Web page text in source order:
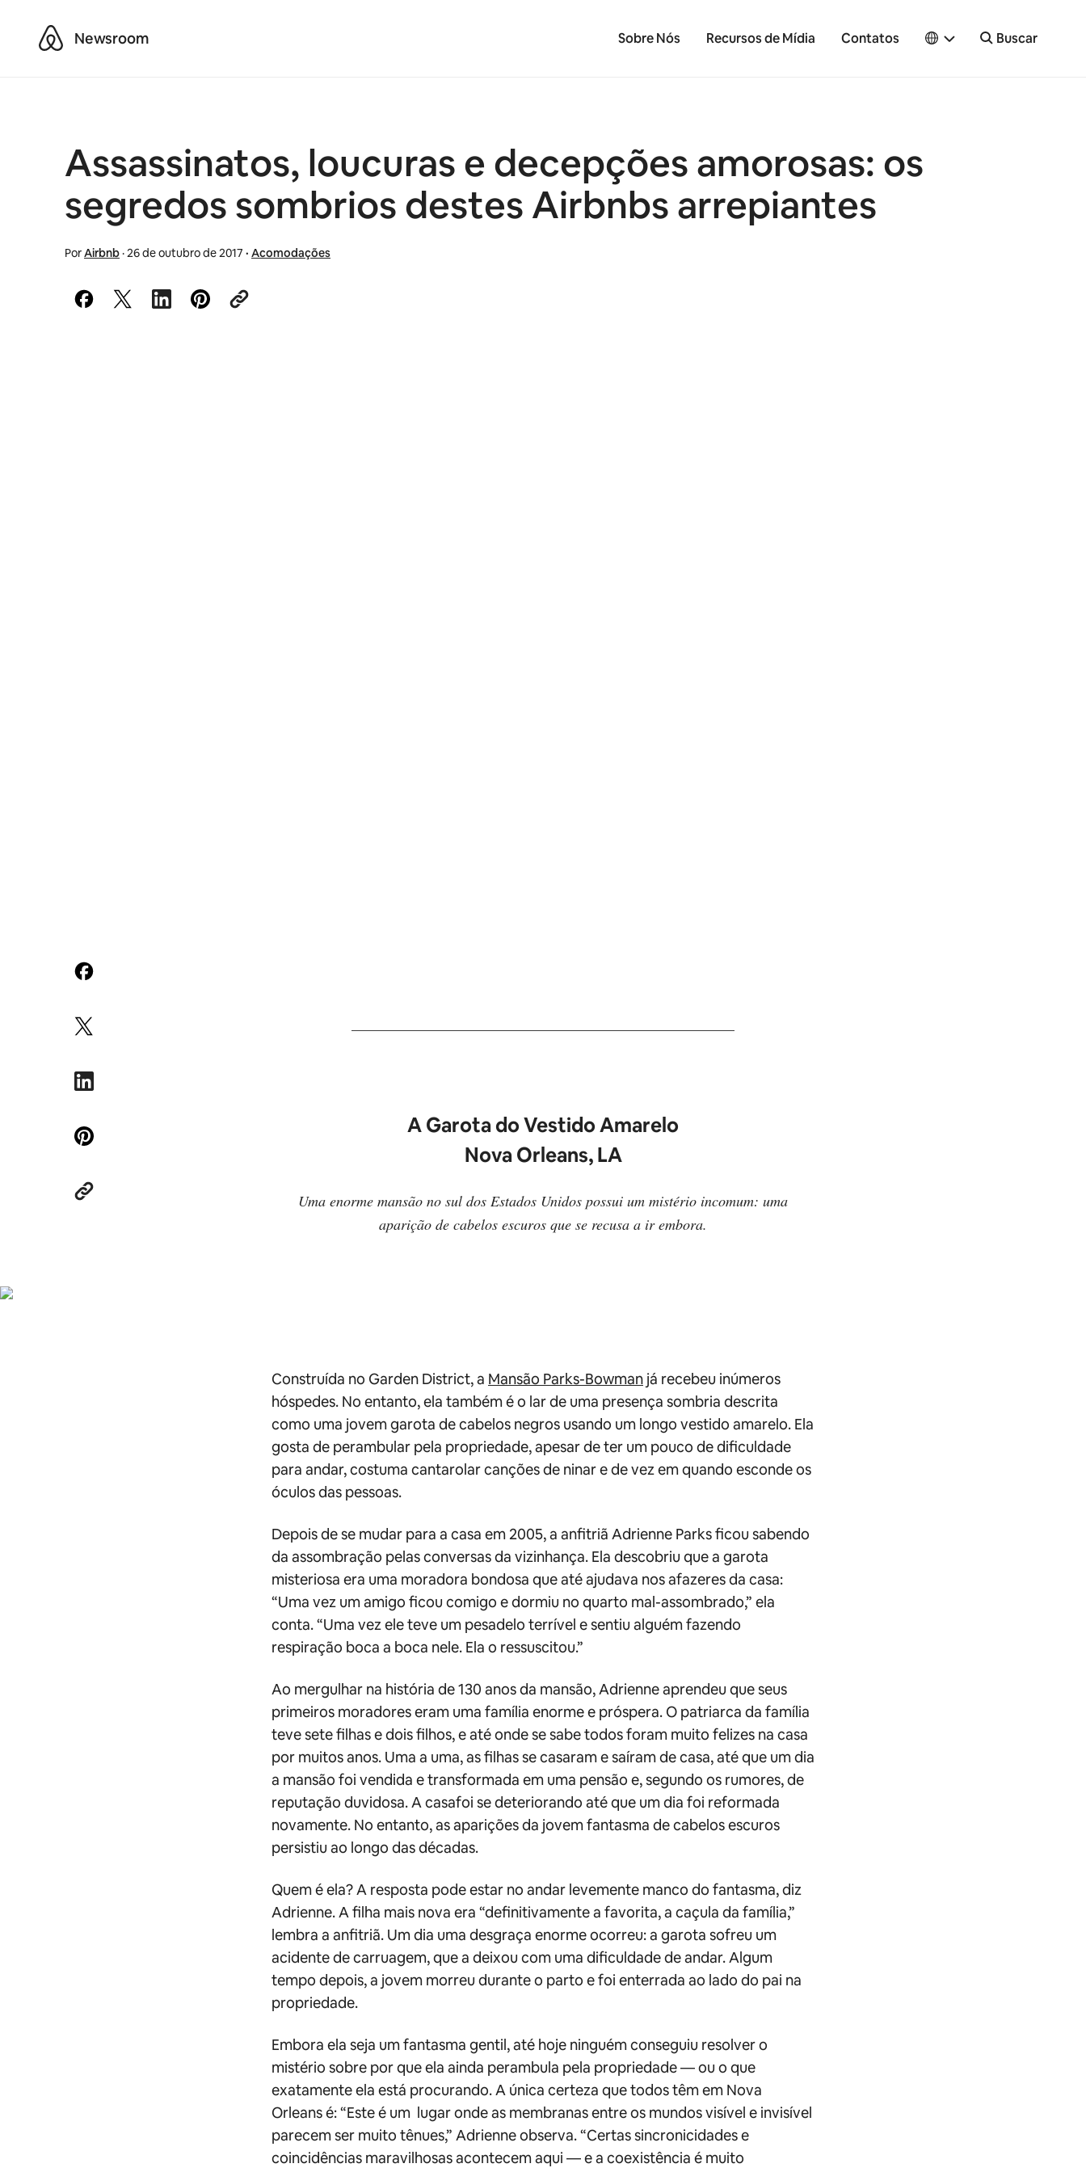
AirbnbNewsroom Sobre Nós Recursos de Mídia Contatos Buscar
Assassinatos, loucuras e decepções amorosas: os
segredos sombrios destes Airbnbs arrepiantes
PorAirbnb·26 de outubro de 2017 · Acomodações
A Garota do Vestido Amarelo
Nova Orleans, LA
Uma enorme mansão no sul dos Estados Unidos possui um mistério incomum: uma
aparição de cabelos escuros que se recusa a ir embora.
Construída no Garden District, a Mansão Parks-Bowman já recebeu inúmeros
hóspedes. No entanto, ela também é o lar de uma presença sombria descrita
como uma jovem garota de cabelos negros usando um longo vestido amarelo. Ela
gosta de perambular pela propriedade, apesar de ter um pouco de dificuldade
para andar, costuma cantarolar canções de ninar e de vez em quando esconde os
óculos das pessoas.
Depois de se mudar para a casa em 2005, a anfitriã Adrienne Parks ficou sabendo
da assombração pelas conversas da vizinhança. Ela descobriu que a garota
misteriosa era uma moradora bondosa que até ajudava nos afazeres da casa:
“Uma vez um amigo ficou comigo e dormiu no quarto mal-assombrado,” ela
conta. “Uma vez ele teve um pesadelo terrível e sentiu alguém fazendo
respiração boca a boca nele. Ela o ressuscitou.”
Ao mergulhar na história de 130 anos da mansão, Adrienne aprendeu que seus
primeiros moradores eram uma família enorme e próspera. O patriarca da família
teve sete filhas e dois filhos, e até onde se sabe todos foram muito felizes na casa
por muitos anos. Uma a uma, as filhas se casaram e saíram de casa, até que um dia
a mansão foi vendida e transformada em uma pensão e, segundo os rumores, de
reputação duvidosa. A casafoi se deteriorando até que um dia foi reformada
novamente. No entanto, as aparições da jovem fantasma de cabelos escuros
persistiu ao longo das décadas.
Quem é ela? A resposta pode estar no andar levemente manco do fantasma, diz
Adrienne. A filha mais nova era “definitivamente a favorita, a caçula da família,”
lembra a anfitriã. Um dia uma desgraça enorme ocorreu: a garota sofreu um
acidente de carruagem, que a deixou com uma dificuldade de andar. Algum
tempo depois, a jovem morreu durante o parto e foi enterrada ao lado do pai na
propriedade.
Embora ela seja um fantasma gentil, até hoje ninguém conseguiu resolver o
mistério sobre por que ela ainda perambula pela propriedade — ou o que
exatamente ela está procurando. A única certeza que todos têm em Nova
Orleans é: “Este é um lugar onde as membranas entre os mundos visível e invisível
parecem ser muito tênues,” Adrienne observa. “Certas sincronicidades e
coincidências maravilhosas acontecem aqui — e a coexistência é muito